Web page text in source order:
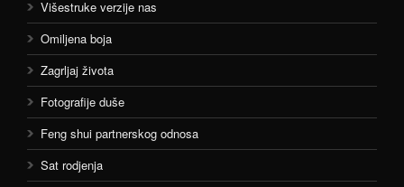
Višestruke verzije nas
Omiljena boja
Zagrljaj života
Fotografije duše
Feng shui partnerskog odnosa
Sat rodjenja